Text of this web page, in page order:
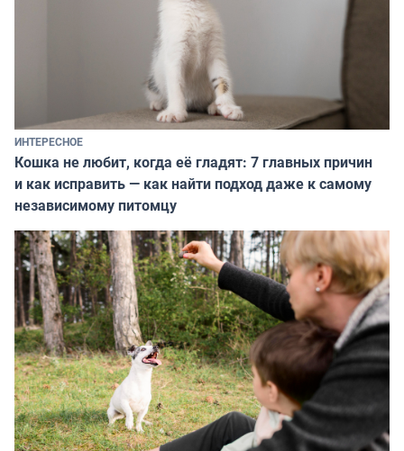
ИНТЕРЕСНОЕ
Кошка не любит, когда её гладят: 7 главных причин
и как исправить — как найти подход даже к самому
независимому питомцу